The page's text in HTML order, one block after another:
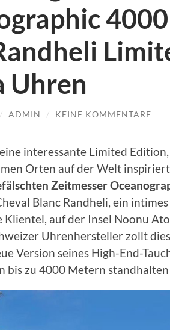
Uhren
/ ADMIN / KEINE KOMMENTARE
interessante Limited
Orten auf der Welt
Zeitmesser
Blanc Randheli, ein
Klientel, auf der Insel Noonu
Uhrenhersteller zollt
Version seines High-End-
bis zu 4000 Metern